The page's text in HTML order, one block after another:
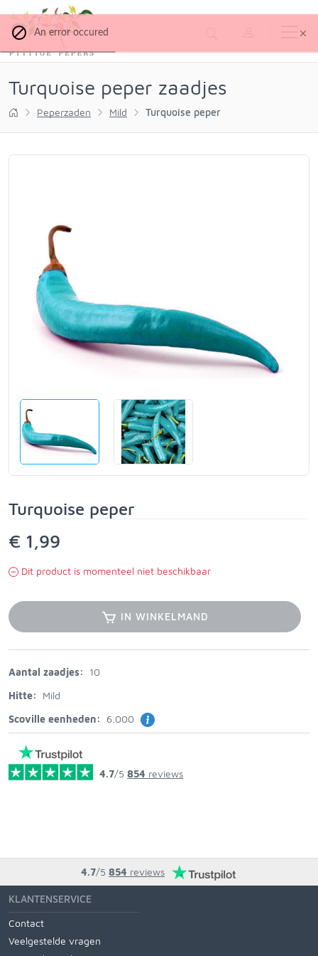
Turquoise peper zaadjes
Peperzaden Mild Turquoise peper
Turquoise peper
€ 1,99
Dit product is momenteel niet beschikbaar
IN WINKELMAND
Aantal zaadjes:
10
Hitte:
Mild
Scoville eenheden:
6.000
4.7/5 854 reviews
4.7/5 854 reviews
KLANTENSERVICE
Contact
Veelgestelde vragen
An error occured